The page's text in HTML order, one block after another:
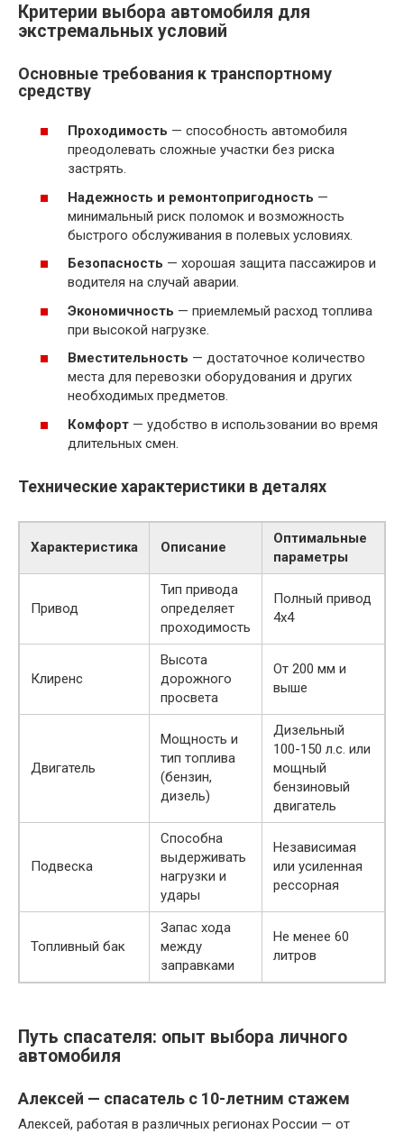
Критерии выбора автомобиля для
экстремальных условий
Основные требования к транспортному
средству
Проходимость — способность автомобиля
преодолевать сложные участки без риска
застрять.
Надежность и ремонтопригодность —
минимальный риск поломок и возможность
быстрого обслуживания в полевых условиях.
Безопасность — хорошая защита пассажиров и
водителя на случай аварии.
Экономичность — приемлемый расход топлива
при высокой нагрузке.
Вместительность — достаточное количество
места для перевозки оборудования и других
необходимых предметов.
Комфорт — удобство в использовании во время
длительных смен.
Технические характеристики в деталях
Характеристика Описание
Оптимальные
параметры
Привод
Тип привода
определяет
проходимость
Полный привод
4х4
Клиренс
Высота
дорожного
просвета
От 200 мм и
выше
Двигатель
Мощность и
тип топлива
(бензин,
дизель)
Дизельный
100-150 л.с. или
мощный
бензиновый
двигатель
Подвеска
Способна
выдерживать
нагрузки и
удары
Независимая
или усиленная
рессорная
Топливный бак
Запас хода
между
заправками
Не менее 60
литров
Путь спасателя: опыт выбора личного
автомобиля
Алексей — спасатель с 10-летним стажем
Алексей, работая в различных регионах России — от